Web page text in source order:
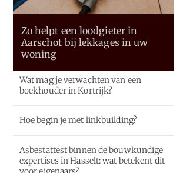
Zo helpt een loodgieter in
Aarschot bij lekkages in uw
woning
Wat mag je verwachten van een
boekhouder in Kortrijk?
Hoe begin je met linkbuilding?
Asbestattest binnen de bouwkundige
expertises in Hasselt: wat betekent dit